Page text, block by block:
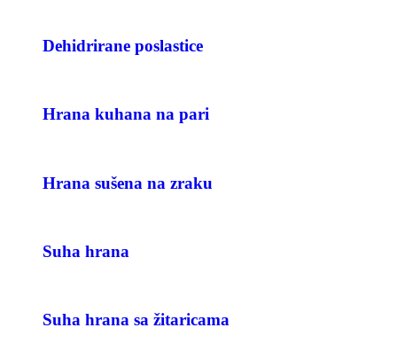
Dehidrirane poslastice
Hrana kuhana na pari
Hrana sušena na zraku
Suha hrana
Suha hrana sa žitaricama